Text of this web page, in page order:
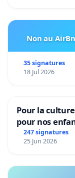
Non au
35 signatures
18 Jul 2026
Pour la
pour nos
247 signatures
25 Jun 2026